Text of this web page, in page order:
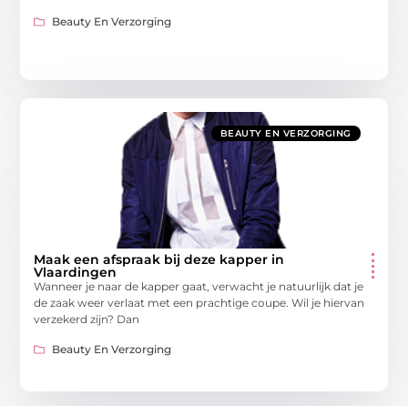
Beauty En Verzorging
BEAUTY EN VERZORGING
Maak een afspraak bij deze kapper in
Vlaardingen
Wanneer je naar de kapper gaat, verwacht je natuurlijk dat je
de zaak weer verlaat met een prachtige coupe. Wil je hiervan
verzekerd zijn? Dan
Beauty En Verzorging